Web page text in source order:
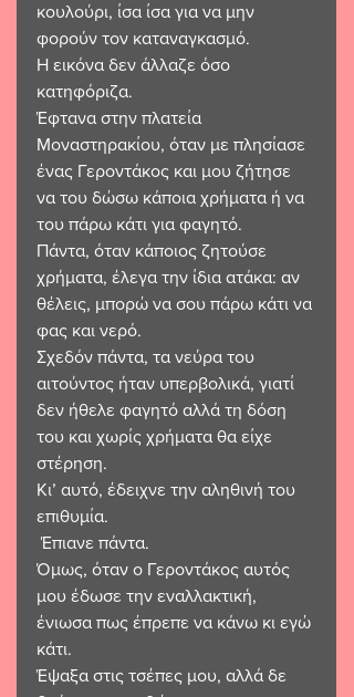
κουλούρι, ίσα ίσα για να μην
φορούν τον καταναγκασμό.
Η εικόνα δεν άλλαζε όσο
κατηφόριζα.
Έφτανα στην πλατεία
Μοναστηρακίου, όταν με πλησίασε
ένας Γεροντάκος και μου ζήτησε
να του δώσω κάποια χρήματα ή να
του πάρω κάτι για φαγητό.
Πάντα, όταν κάποιος ζητούσε
χρήματα, έλεγα την ίδια ατάκα: αν
θέλεις, μπορώ να σου πάρω κάτι να
φας και νερό.
Σχεδόν πάντα, τα νεύρα του
αιτούντος ήταν υπερβολικά, γιατί
δεν ήθελε φαγητό αλλά τη δόση
του και χωρίς χρήματα θα είχε
στέρηση.
Κι’ αυτό, έδειχνε την αληθινή του
επιθυμία.
Έπιανε πάντα.
Όμως, όταν ο Γεροντάκος αυτός
μου έδωσε την εναλλακτική,
ένιωσα πως έπρεπε να κάνω κι εγώ
κάτι.
Έψαξα στις τσέπες μου, αλλά δε